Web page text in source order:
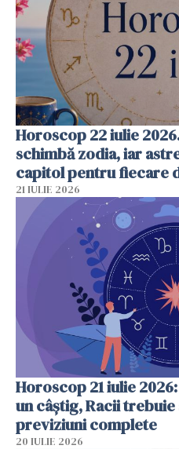
Horoscop 22 iulie
schimbă zodia, iar
capitol pentru fiecare
21 IULIE 2026
Horoscop 21 iulie
un câștig, Racii
previziuni complete
20 IULIE 2026